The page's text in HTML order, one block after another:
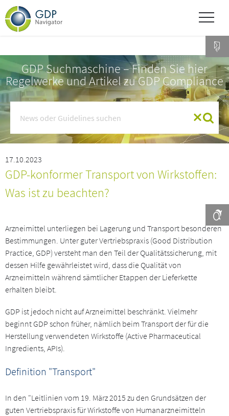
GDP Suchmaschine – Finden Sie hier
Regelwerke und Artikel zu GDP Compliance
17.10.2023
GDP-konformer Transport von Wirkstoffen:
Was ist zu beachten?
Arzneimittel unterliegen bei Lagerung und Transport besonderen
Bestimmungen. Unter guter Vertriebspraxis (Good Distribution
Practice, GDP) versteht man den Teil der Qualitätssicherung, mit
dessen Hilfe gewährleistet wird, dass die Qualität von
Arzneimitteln während sämtlicher Etappen der Lieferkette
erhalten bleibt.
GDP ist jedoch nicht auf Arzneimittel beschränkt. Vielmehr
beginnt GDP schon früher, nämlich beim Transport der für die
Herstellung verwendeten Wirkstoffe (Active Pharmaceutical
Ingredients, APIs).
Definition "Transport"
In den "Leitlinien vom 19. März 2015 zu den Grundsätzen der
guten Vertriebspraxis für Wirkstoffe von Humanarzneimitteln